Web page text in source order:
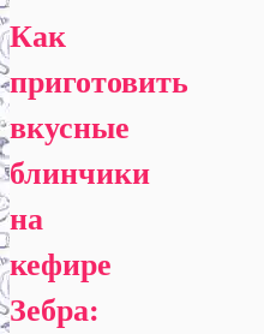
Как
приготовить
вкусные
блинчики
на
кефире
Зебра: